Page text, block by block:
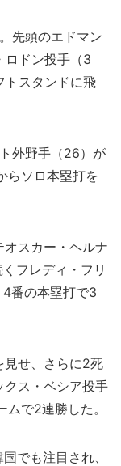
先頭のエドマン
ロドン投手（3
トスタンドに飛
外野手（26）が
らソロ本塁打を
スカー・ヘルナ
フレディ・フリ
番の本塁打で3
せ、さらに2死
ス・ベシア投手
ムで2連勝した。
でも注目され、